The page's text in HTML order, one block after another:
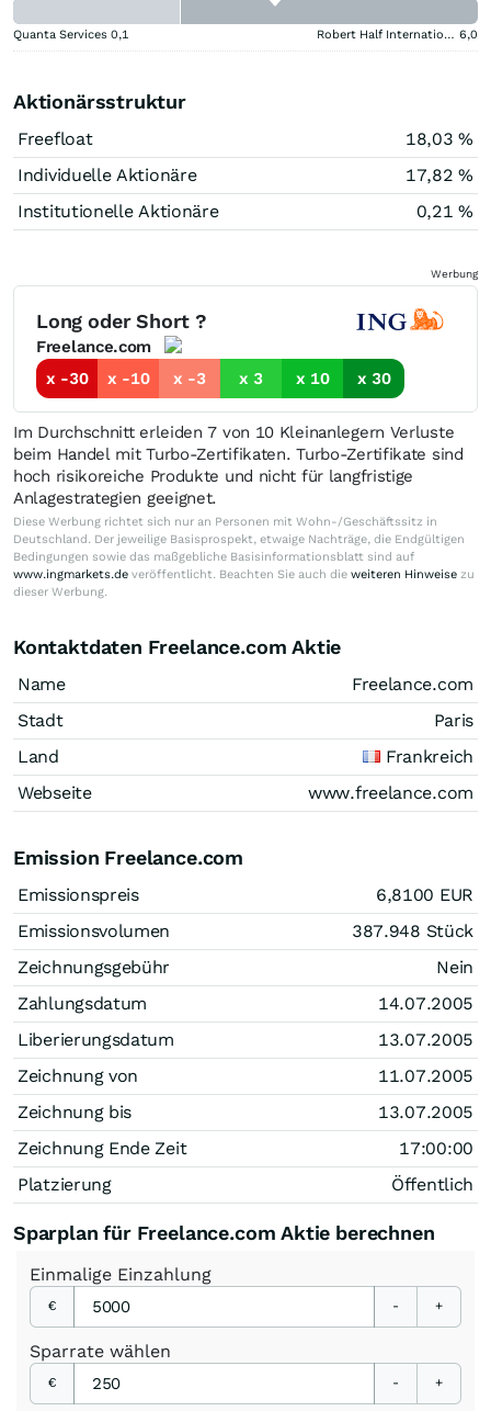
Quanta Services 0,1 Robert Half International 6,0
Aktionärsstruktur
Freefloat
18,03 %
Individuelle Aktionäre
17,82 %
Institutionelle Aktionäre
0,21 %
Werbung
Long oder Short ?
Freelance.com
x -30
x -10 x -3 x 3 x 10 x 30
Im Durchschnitt erleiden 7 von 10 Kleinanlegern Verluste
beim Handel mit Turbo-Zertifikaten. Turbo-Zertifikate sind
hoch risikoreiche Produkte und nicht für langfristige
Anlagestrategien geeignet.
Diese Werbung richtet sich nur an Personen mit Wohn-/Geschäftssitz in
Deutschland. Der jeweilige Basisprospekt, etwaige Nachträge, die Endgültigen
Bedingungen sowie das maßgebliche Basisinformationsblatt sind auf
www.ingmarkets.de veröffentlicht. Beachten Sie auch die weiteren Hinweise zu
dieser Werbung.
Kontaktdaten Freelance.com Aktie
Name
Freelance.com
Stadt
Paris
Land
Frankreich
Webseite
www.freelance.com
Emission Freelance.com
Emissionspreis 6,8100 EUR
Emissionsvolumen
387.948 Stück
Zeichnungsgebühr
Nein
Zahlungsdatum
14.07.2005
Liberierungsdatum
13.07.2005
Zeichnung von
11.07.2005
Zeichnung bis
13.07.2005
Zeichnung Ende Zeit
17:00:00
Platzierung
Öffentlich
Sparplan für Freelance.com Aktie berechnen
Einmalige Einzahlung
€ - +
Sparrate wählen
€ - +